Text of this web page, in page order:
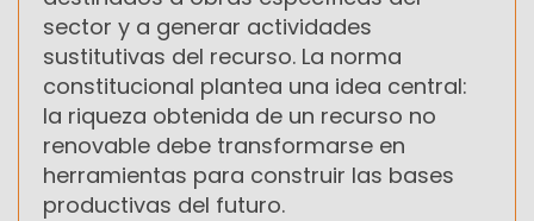
sector y a generar actividades
sustitutivas del recurso. La norma
constitucional plantea una idea central:
la riqueza obtenida de un recurso no
renovable debe transformarse en
herramientas para construir las bases
productivas del futuro.